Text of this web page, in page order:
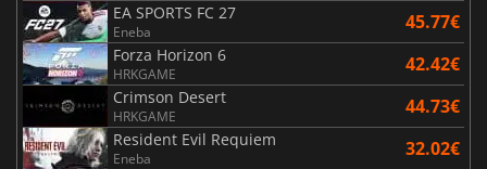
EA SPORTS FC 27
Eneba 45.77€
Forza Horizon 6
HRKGAME 42.42€
Crimson Desert
HRKGAME 44.73€
Resident Evil Requiem
Eneba 32.02€